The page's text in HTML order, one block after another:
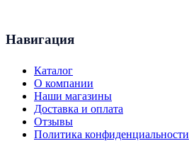
Навигация
Каталог
О компании
Наши магазины
Доставка и оплата
Отзывы
Политика конфиденциальности